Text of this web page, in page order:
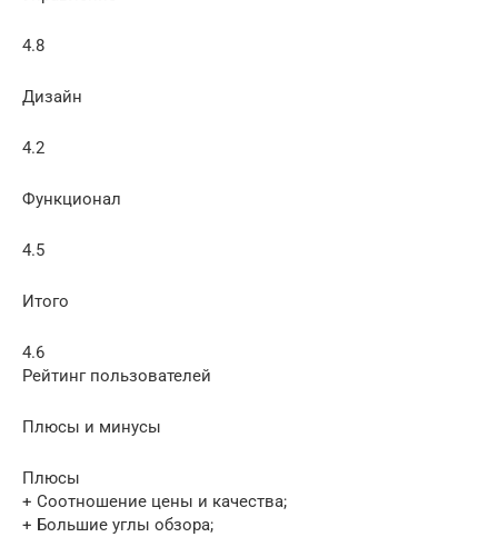
4.8
Дизайн
4.2
Функционал
4.5
Итого
4.6
Рейтинг пользователей
Плюсы и минусы
Плюсы
+ Соотношение цены и качества;
+ Большие углы обзора;